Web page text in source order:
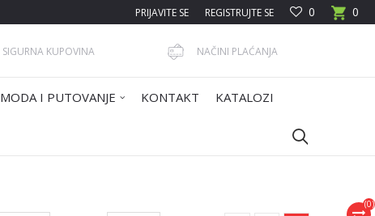
0
0
PRIJAVITE SE REGISTRUJTE SE
SIGURNA KUPOVINA NAČINI PLAĆANJA
MODA I PUTOVANJE KONTAKT KATALOZI
(0)